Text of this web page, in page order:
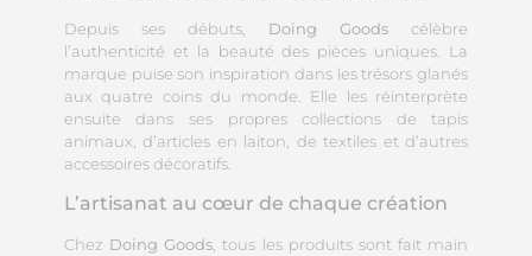
Depuis ses débuts, Doing Goods célèbre
l’authenticité et la beauté des pièces uniques. La
marque puise son inspiration dans les trésors glanés
aux quatre coins du monde. Elle les réinterprète
ensuite dans ses propres collections de tapis
animaux, d’articles en laiton, de textiles et d’autres
accessoires décoratifs.
L’artisanat au cœur de chaque création
Chez Doing Goods, tous les produits sont fait main